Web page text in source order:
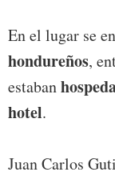
En el lugar se
hondureños,
estaban
hotel.
Juan Carlos